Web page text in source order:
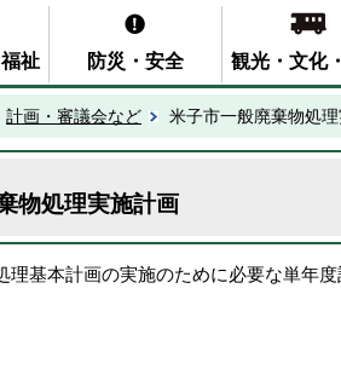
祉 防災・安全 観光・文化
計画・審議会など 米子市一般廃棄物処
物処理実施計画
理基本計画の実施のために必要な単年